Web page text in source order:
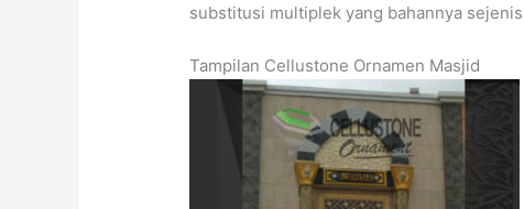
substitusi multiplek yang bahannya sejenis
Tampilan Cellustone Ornamen Masjid